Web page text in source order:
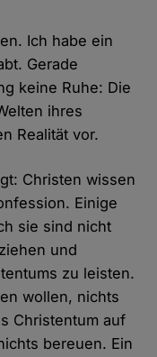
Ich habe ein
Gerade
keine Ruhe: Die
ihres
Realität vor.
Christen wissen
Einige
sie sind nicht
und
zu leisten.
wollen, nichts
Christentum auf
bereuen. Ein